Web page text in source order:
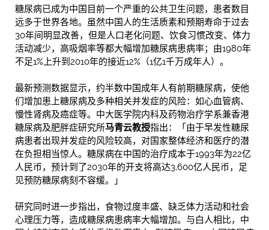
糖尿病已成为中国目前一个严重的公共卫生问题，患者数目
远多于世界各地。虽然中国人的生活质素和预期寿命于过去
30年间明显改善，但是人口老化问题、饮食习惯改变、体力
活动减少，高吸烟率等都大幅增加糖尿病患病率；由1980年
不足1%上升到2010年的接近12%（1亿1千万成年人）。
最新预测数据显示，约半数中国成年人有前期糖尿病，使他
们增加患上糖尿病及多种相关并发症的风险：如心血管病、
慢性肾病及癌症等。中大医学院内科及药物治疗学系兼香港
糖尿病及肥胖症研究所马青云教授指出：「由于早发性糖尿
病患者出现并发症的风险较高，对国家整体经济和医疗的潜
在负担相当惊人。糖尿病在中国的治疗成本于1993年为22亿
人民币，预计到了2030年的开支将高达3,600亿人民币，足
见预防糖尿病刻不容缓。」
研究同时进一步指出，食物过度丰盛、缺乏体力活动和社会
心理压力等，造成糖尿病患病率大幅增加。与白人相比，中